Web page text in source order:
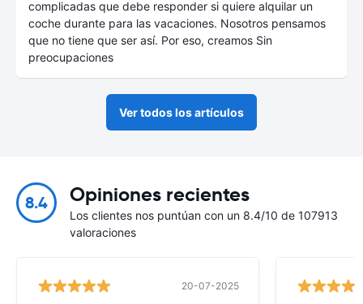
complicadas que debe responder si quiere alquilar un
coche durante para las vacaciones. Nosotros pensamos
que no tiene que ser así. Por eso, creamos Sin
preocupaciones
Ver todos los artículos
8.4 Opiniones recientes
Los clientes nos puntúan con un 8.4/10 de 107913
valoraciones
20-07-2025